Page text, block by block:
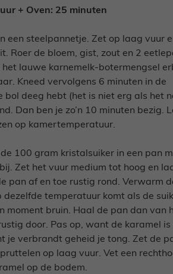
+ Oven: 25 minuten
een steelpannetje. Zet op laag vuur
Roer de bloem, gist, zout en 2
lauwe karnemelk-botermengsel
Kneed vervolgens 6 minuten in de
bol deeg hebt (het is niet erg als het
Dan ben je zo’n 10 minuten bezig.
op kamertemperatuur.
100 gram kristalsuiker in een pan
Zet het vuur medium tot hoog en
pan af en toe rustig rond. Verwarm
temperatuur komt als de
moment bruin. Haal de pan dan van
door. Pas op, want de karamel is
je verbrandt geheid je tong. Zet de
op laag vuur. Vet een
op de bodem.